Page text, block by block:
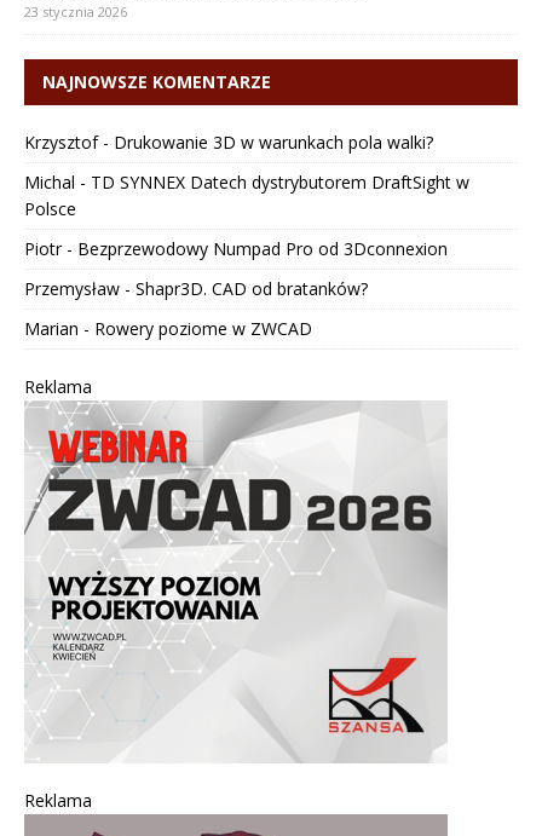
23 stycznia 2026
NAJNOWSZE KOMENTARZE
Krzysztof- Drukowanie 3D w warunkach pola walki?
Michal - TD SYNNEX Datech dystrybutorem DraftSight w
Polsce
Piotr- Bezprzewodowy Numpad Pro od 3Dconnexion
Przemysław - Shapr3D. CAD od bratanków?
Marian - Rowery poziome w ZWCAD
Reklama
Reklama